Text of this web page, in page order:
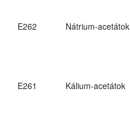
E262 Nátrium-acetátok
E261 Kálium-acetátok